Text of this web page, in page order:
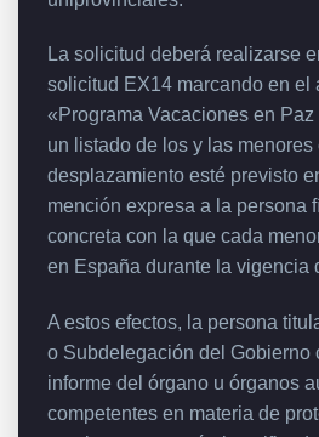
La solicitud deberá realizarse
solicitud EX14 marcando en el
«Programa Vacaciones en
un listado de los y las menores
desplazamiento esté previsto
mención expresa a la persona
concreta con la que cada
en España durante la vigencia
A estos efectos, la persona
o Subdelegación del Gobierno
informe del órgano u órganos
competentes en materia de